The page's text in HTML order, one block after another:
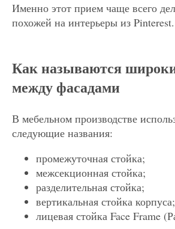
Именно этот прием чаще всего
похожей на интерьеры из Pinterest.
Как называются
между фасадами
В мебельном производстве
следующие названия:
промежуточная стойка;
межсекционная стойка;
разделительная стойка;
вертикальная стойка корпуса;
лицевая стойка Face Frame